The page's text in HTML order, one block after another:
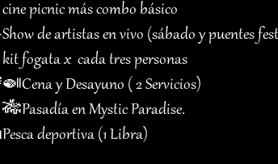
picnic más combo básico
de artistas en vivo (sábado y puentes
fogata x cada tres personas
y Desayuno ( 2 Servicios)
en Mystic Paradise.
deportiva (1 Libra)